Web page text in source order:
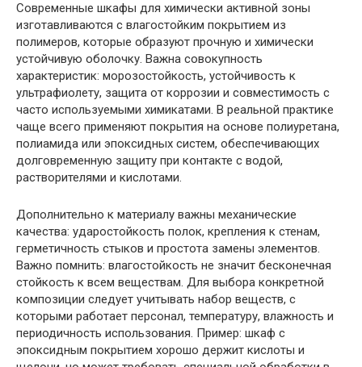
Современные шкафы для химически активной зоны
изготавливаются с влагостойким покрытием из
полимеров, которые образуют прочную и химически
устойчивую оболочку. Важна совокупность
характеристик: морозостойкость, устойчивость к
ультрафиолету, защита от коррозии и совместимость с
часто используемыми химикатами. В реальной практике
чаще всего применяют покрытия на основе полиуретана,
полиамида или эпоксидных систем, обеспечивающих
долговременную защиту при контакте с водой,
растворителями и кислотами.
Дополнительно к материалу важны механические
качества: ударостойкость полок, крепления к стенам,
герметичность стыков и простота замены элементов.
Важно помнить: влагостойкость не значит бесконечная
стойкость к всем веществам. Для выбора конкретной
композиции следует учитывать набор веществ, с
которыми работает персонал, температуру, влажность и
периодичность использования. Пример: шкаф с
эпоксидным покрытием хорошо держит кислоты и